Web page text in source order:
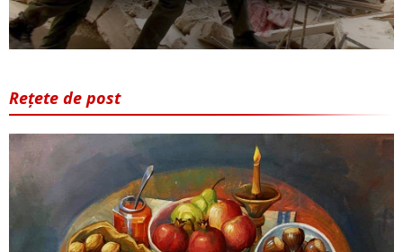
Rețete de post